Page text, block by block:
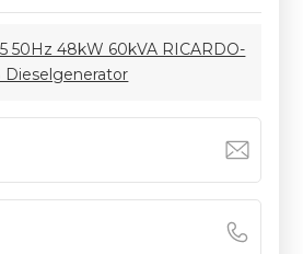
50Hz 48kW 60kVA RICARDO-
Dieselgenerator